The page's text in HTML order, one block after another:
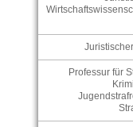
Professur für